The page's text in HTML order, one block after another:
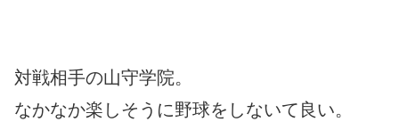
対戦相手の山守学院。
なかなか楽しそうに野球をしないて良い。